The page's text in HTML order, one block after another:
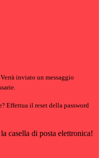
Verrà inviato un messaggio
Effettua il reset della password
casella di posta elettronica!